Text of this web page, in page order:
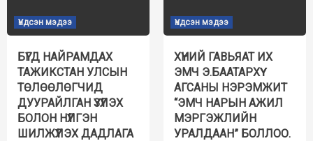
Үндсэн мэдээ
БҮГД НАЙРАМДАХ
ТАЖИКСТАН УЛСЫН
ТӨЛӨӨЛӨГЧИД
ДУУРАЙЛГАН ҮЗҮҮЛЭХ
БОЛОН НҮҮЛГЭН
ШИЛЖҮҮЛЭХ ДАДЛАГА
Үндсэн мэдээ
ХҮНИЙ ГАВЬЯАТ ИХ
ЭМЧ Э.БААТАРХҮҮ
АГСАНЫ НЭРЭМЖИТ
“ЭМЧ НАРЫН АЖИЛ
МЭРГЭЖЛИЙН
УРАЛДААН” БОЛЛОО.